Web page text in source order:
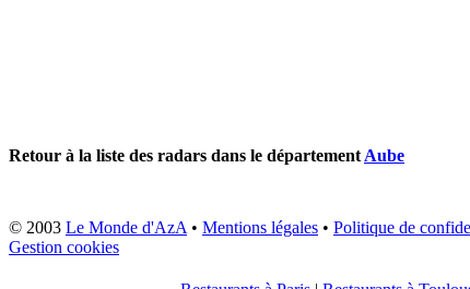
Retour à la liste des radars dans le département Aube
© 2003 Le Monde d'AzA • Mentions légales • Politique de
Gestion cookies